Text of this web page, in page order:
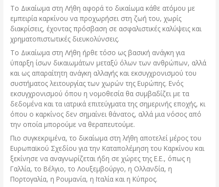
Το Δικαίωμα στη Λήθη αφορά το δικαίωμα κάθε ατόμου με
εμπειρία καρκίνου να προχωρήσει στη ζωή του, χωρίς
διακρίσεις, έχοντας πρόσβαση σε ασφαλιστικές καλύψεις και
χρηματοπιστωτικές διευκολύνσεις.
Το Δικαίωμα στη Λήθη ήρθε τόσο ως βασική ανάγκη για
ύπαρξη ίσων δικαιωμάτων μεταξύ όλων των ανθρώπων, αλλά
και ως απαραίτητη ανάγκη αλλαγής και εκσυγχρονισμού του
συστήματος λειτουργίας των χωρών της Ευρώπης. Ενός
εκσυγχρονισμού όπου η νομοθεσία θα συμβαδίζει με τα
δεδομένα και τα ιατρικά επιτεύγματα της σημερινής εποχής, κι
όπου ο καρκίνος δεν σημαίνει θάνατος, αλλά μια νόσος από
την οποία μπορούμε να θεραπευτούμε.
Πιο συγκεκριμένα, το δικαίωμα στη λήθη αποτελεί μέρος του
Ευρωπαϊκού Σχεδίου για την Καταπολέμηση του Καρκίνου και
ξεκίνησε να αναγνωρίζεται ήδη σε χώρες της Ε.Ε., όπως η
Γαλλία, το Βέλγιο, το Λουξεμβούργο, η Ολλανδία, η
Πορτογαλία, η Ρουμανία, η Ιταλία και η Κύπρος.